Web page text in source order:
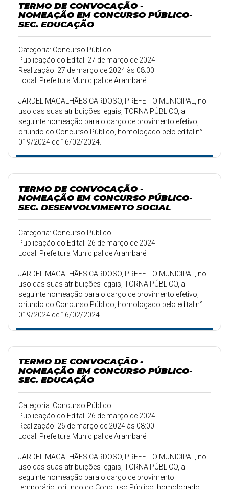
TERMO DE CONVOCAÇÃO -
NOMEAÇÃO EM CONCURSO PÚBLICO-
SEC. EDUCAÇÃO
Categoria: Concurso Público
Publicação do Edital: 27 de março de 2024
Realização: 27 de março de 2024 às 08:00
Local: Prefeitura Municipal de Arambaré
JARDEL MAGALHÃES CARDOSO, PREFEITO MUNICIPAL, no
uso das suas atribuições legais, TORNA PÚBLICO, a
seguinte nomeação para o cargo de provimento efetivo,
oriundo do Concurso Público, homologado pelo edital n°
019/2024 de 16/02/2024.
TERMO DE CONVOCAÇÃO -
NOMEAÇÃO EM CONCURSO PÚBLICO-
SEC. DESENVOLVIMENTO SOCIAL
Categoria: Concurso Público
Publicação do Edital: 26 de março de 2024
Local: Prefeitura Municipal de Arambaré
JARDEL MAGALHÃES CARDOSO, PREFEITO MUNICIPAL, no
uso das suas atribuições legais, TORNA PÚBLICO, a
seguinte nomeação para o cargo de provimento efetivo,
oriundo do Concurso Público, homologado pelo edital n°
019/2024 de 16/02/2024.
TERMO DE CONVOCAÇÃO -
NOMEAÇÃO EM CONCURSO PÚBLICO-
SEC. EDUCAÇÃO
Categoria: Concurso Público
Publicação do Edital: 26 de março de 2024
Realização: 26 de março de 2024 às 08:00
Local: Prefeitura Municipal de Arambaré
JARDEL MAGALHÃES CARDOSO, PREFEITO MUNICIPAL, no
uso das suas atribuições legais, TORNA PÚBLICO, a
seguinte nomeação para o cargo de provimento